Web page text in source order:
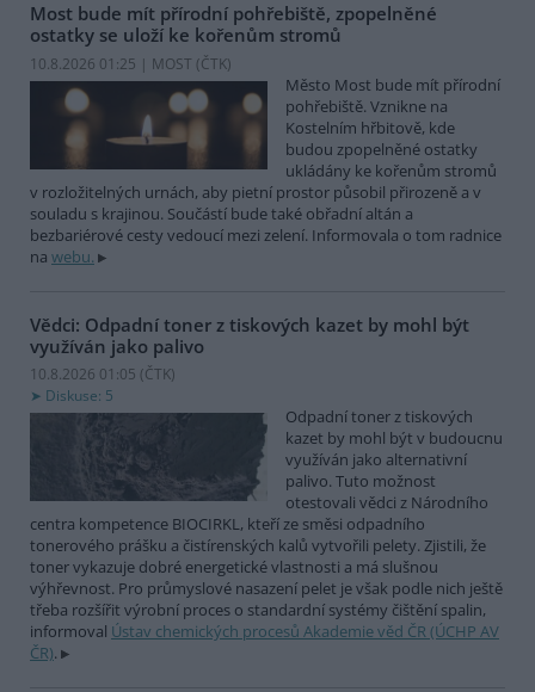
Most bude mít přírodní pohřebiště, zpopelněné
ostatky se uloží ke kořenům stromů
10.8.2026 01:25 | MOST (ČTK)
Město Most bude mít přírodní
pohřebiště. Vznikne na
Kostelním hřbitově, kde
budou zpopelněné ostatky
ukládány ke kořenům stromů
v rozložitelných urnách, aby pietní prostor působil přirozeně a v
souladu s krajinou. Součástí bude také obřadní altán a
bezbariérové cesty vedoucí mezi zelení. Informovala o tom radnice
na webu.
Vědci: Odpadní toner z tiskových kazet by mohl být
využíván jako palivo
10.8.2026 01:05 (ČTK)
Diskuse: 5
Odpadní toner z tiskových
kazet by mohl být v budoucnu
využíván jako alternativní
palivo. Tuto možnost
otestovali vědci z Národního
centra kompetence BIOCIRKL, kteří ze směsi odpadního
tonerového prášku a čistírenských kalů vytvořili pelety. Zjistili, že
toner vykazuje dobré energetické vlastnosti a má slušnou
výhřevnost. Pro průmyslové nasazení pelet je však podle nich ještě
třeba rozšířit výrobní proces o standardní systémy čištění spalin,
informoval Ústav chemických procesů Akademie věd ČR (ÚCHP AV
ČR).